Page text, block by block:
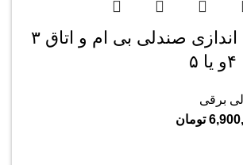
راه اندازی صندلی بی ام و اتاق ۳
برقی
تومان